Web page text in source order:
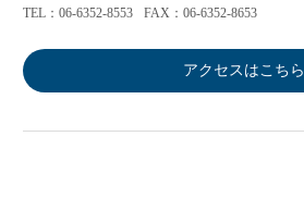
TEL：06-6352-8553
FAX：06-6352-8653
アクセスはこちら